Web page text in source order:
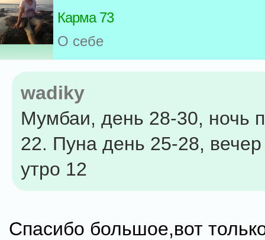
Карма 73
О себе
wadiky
Мумбаи, день 28-30, ночь
22. Пуна день 25-28,
утро 12
Спасибо большое,вот